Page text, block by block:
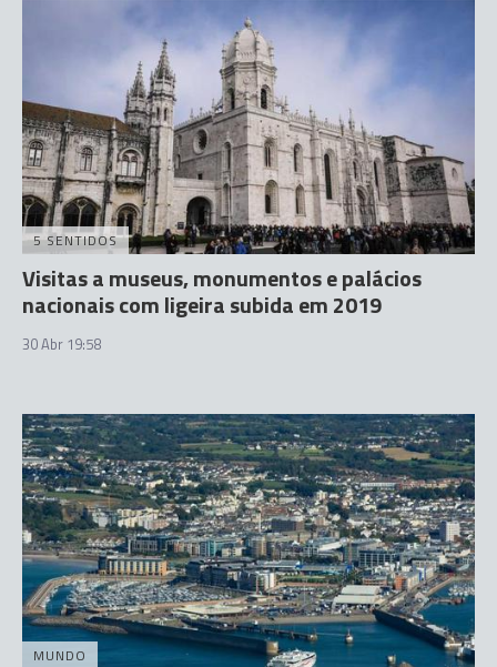
5 SENTIDOS
Visitas a museus, monumentos e palácios
nacionais com ligeira subida em 2019
30 Abr 19:58
MUNDO